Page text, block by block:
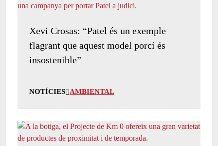
Xevi Crosas: “Patel és un exemple
flagrant que aquest model porcí és
insostenible”
NOTÍCIES AMBIENTAL